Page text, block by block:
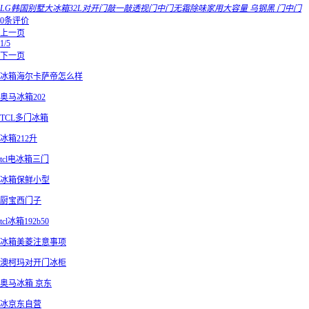
LG韩国别墅大冰箱32L对开门敲一敲透视门中门无霜除味家用大容量 乌钢黑 门中门
0条评价
上一页
1/5
下一页
冰箱海尔卡萨帝怎么样
奥马冰箱202
TCL多门冰箱
冰箱212升
tcl电冰箱三门
冰箱保鲜小型
厨宝西门子
tcl冰箱192b50
冰箱美菱注意事项
澳柯玛对开门冰柜
奥马冰箱 京东
冰京东自营